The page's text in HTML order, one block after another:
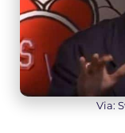
Via: